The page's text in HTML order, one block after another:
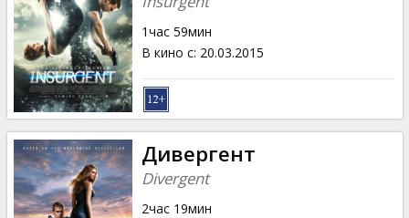
1час 59мин
В кино с: 20.03.2015
Дивергент
Divergent
2час 19мин